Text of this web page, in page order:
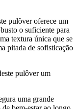
pulôver oferece um
o suficiente para
textura única que se
pitada de sofisticação
pulôver um
uma grande